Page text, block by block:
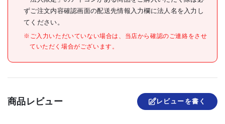
●車輪径(mm):100
●タイプ:固定
(mm):40×82
原産国
ずご注文内容確認画面の配送先情報入力欄に法人名を入力し
てください。
※ご入力いただいていない場合は、当店から確認のご連絡をさせ
ていただく場合がございます。
商品レビュー レビューを書く